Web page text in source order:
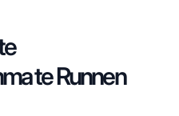
te Runnen